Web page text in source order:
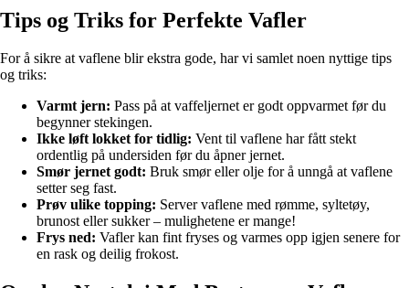
Tips og Triks for Perfekte Vafler
For å sikre at vaflene blir ekstra gode, har vi samlet noen nyttige tips
og triks:
Varmt jern: Pass på at vaffeljernet er godt oppvarmet før du
begynner stekingen.
Ikke løft lokket for tidlig: Vent til vaflene har fått stekt
ordentlig på undersiden før du åpner jernet.
Smør jernet godt: Bruk smør eller olje for å unngå at vaflene
setter seg fast.
Prøv ulike topping: Server vaflene med rømme, syltetøy,
brunost eller sukker – mulighetene er mange!
Frys ned: Vafler kan fint fryses og varmes opp igjen senere for
en rask og deilig frokost.